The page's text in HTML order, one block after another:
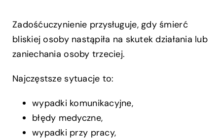
Zadośćuczynienie przysługuje, gdy śmierć
bliskiej osoby nastąpiła na skutek działania lub
zaniechania osoby trzeciej.
Najczęstsze sytuacje to:
wypadki komunikacyjne,
błędy medyczne,
wypadki przy pracy,